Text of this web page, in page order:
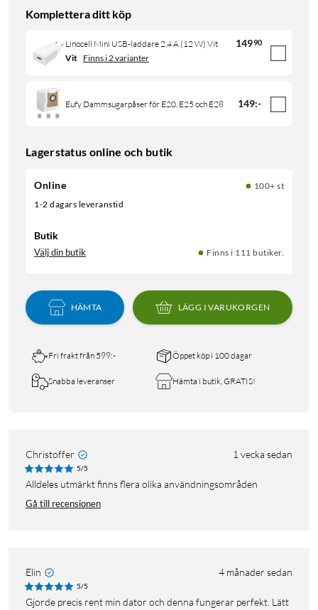
Komplettera ditt köp
Linocell Mini USB-laddare 2,4 A (12 W) Vit 14990
Vit Finns i 2 varianter
Eufy Dammsugarpåser för E20, E25 och E28 149:-
Lagerstatus online och butik
Online
100+ st
1-2 dagars leveranstid
Butik
Välj din butik Finns i 111 butiker.
HÄMTA LÄGG I VARUKORGEN
Fri frakt från 599:- Öppet köp i 100 dagar
Snabba leveranser Hämta i butik, GRATIS!
Christoffer 1 vecka sedan
5/5
alldeles utmärkt finns flera olika användningsområden
Gå till recensionen
Elin 4 månader sedan
5/5
Gjorde precis rent min dator och denna fungerar perfekt. Lätt